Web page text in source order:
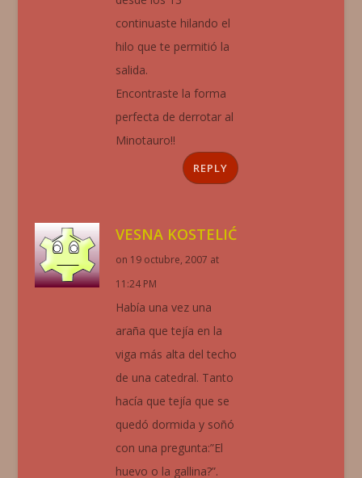
continuaste hilando el
hilo que te permitió la
salida.
Encontraste la forma
perfecta de derrotar al
Minotauro!!
REPLY
VESNA KOSTELIĆ
on 19 octubre, 2007 at
11:24 PM
Había una vez una
araña que tejía en la
viga más alta del techo
de una catedral. Tanto
hacía que tejía que se
quedó dormida y soñó
con una pregunta:”El
huevo o la gallina?”.